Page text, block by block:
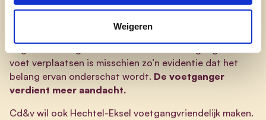
Weigeren
We zijn voortdurend in beweging. En élke verplaatsing,
voet verplaatsen is misschien zo’n evidentie dat het
belang ervan onderschat wordt. De voetganger
verdient meer aandacht.
Cd&v wil ook Hechtel-Eksel voetgangvriendelijk maken.